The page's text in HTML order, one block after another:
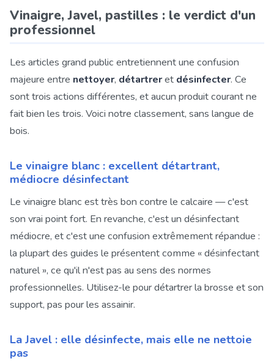
Vinaigre, Javel, pastilles : le verdict d'un
professionnel
Les articles grand public entretiennent une confusion
majeure entre nettoyer, détartreret désinfecter. Ce
sont trois actions différentes, et aucun produit courant ne
fait bien les trois. Voici notre classement, sans langue de
bois.
Le vinaigre blanc : excellent détartrant,
médiocre désinfectant
Le vinaigre blanc est très bon contre le calcaire — c'est
son vrai point fort. En revanche, c'est un désinfectant
médiocre, et c'est une confusion extrêmement répandue :
la plupart des guides le présentent comme « désinfectant
naturel », ce qu'il n'est pas au sens des normes
professionnelles. Utilisez-le pour détartrer la brosse et son
support, pas pour les assainir.
La Javel : elle désinfecte, mais elle ne nettoie
pas